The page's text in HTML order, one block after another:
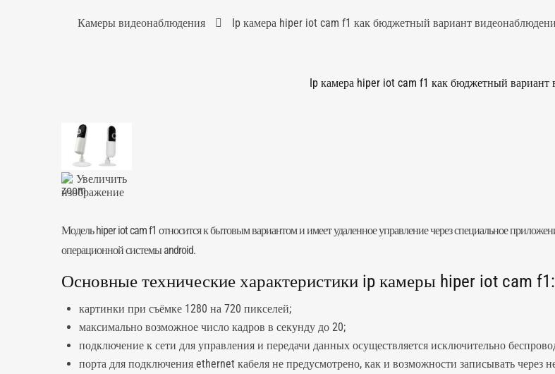
Камеры видеонаблюдения Ip камера hiper iot cam f1 как бюджетный вариант
Ip камера hiper iot cam f1 как бюджетный вариант
Увеличить
изображение
Модель hiper iot cam f1 относится к бытовым вариантом и имеет удаленное управление через специальное
операционной системы android.
Основные технические характеристики ip камеры hiper iot cam f1:
картинки при съёмке 1280 на 720 пикселей;
максимально возможное число кадров в секунду до 20;
подключение к сети для управления и передачи данных осуществляется исключительно
порта для подключения ethernet кабеля не предусмотрено, как и возможности записывать через